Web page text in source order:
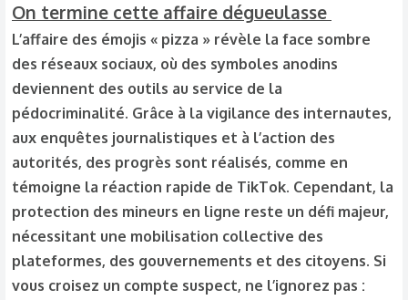
On termine cette affaire dégueulasse
L’affaire des émojis « pizza » révèle la face sombre
des réseaux sociaux, où des symboles anodins
deviennent des outils au service de la
pédocriminalité. Grâce à la vigilance des internautes,
aux enquêtes journalistiques et à l’action des
autorités, des progrès sont réalisés, comme en
témoigne la réaction rapide de TikTok. Cependant, la
protection des mineurs en ligne reste un défi majeur,
nécessitant une mobilisation collective des
plateformes, des gouvernements et des citoyens. Si
vous croisez un compte suspect, ne l’ignorez pas :